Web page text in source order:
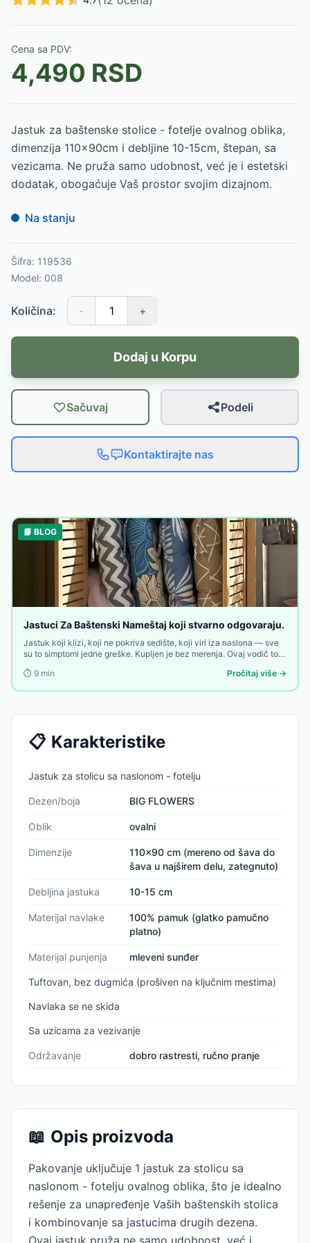
Cena sa PDV:
4,490 RSD
Jastuk za baštenske stolice - fotelje ovalnog oblika,
dimenzija 110x90cm i debljine 10-15cm, štepan, sa
vezicama. Ne pruža samo udobnost, već je i estetski
dodatak, obogaćuje Vaš prostor svojim dizajnom.
Na stanju
Šifra: 119536
Model: 008
Količina: - +
Dodaj u Korpu
Sačuvaj Podeli
Kontaktirajte nas
📘 BLOG
Jastuci Za Baštenski Nameštaj koji stvarno odgovaraju.
Jastuk koji klizi, koji ne pokriva sedište, koji viri iza naslona — sve
su to simptomi jedne greške. Kupljen je bez merenja. Ovaj vodič to
⏱️ 9 min Pročitaj više →
📋 Karakteristike
Jastuk za stolicu sa naslonom - fotelju
Dezen/boja BIG FLOWERS
Oblik ovalni
Dimenzije
110x90 cm (mereno od šava do
šava u najširem delu, zategnuto)
Debljina jastuka 10-15 cm
Materijal navlake
100% pamuk (glatko pamučno
platno)
Materijal punjenja mleveni sunđer
Tuftovan, bez dugmića (prošiven na ključnim mestima)
Navlaka se ne skida
Sa uzicama za vezivanje
Održavanje dobro rastresti, ručno pranje
📖 Opis proizvoda
Pakovanje uključuje 1 jastuk za stolicu sa
naslonom - fotelju ovalnog oblika, što je idealno
rešenje za unapređenje Vaših baštenskih stolica
i kombinovanje sa jastucima drugih dezena.
Ovaj jastuk pruža ne samo udobnost, već i